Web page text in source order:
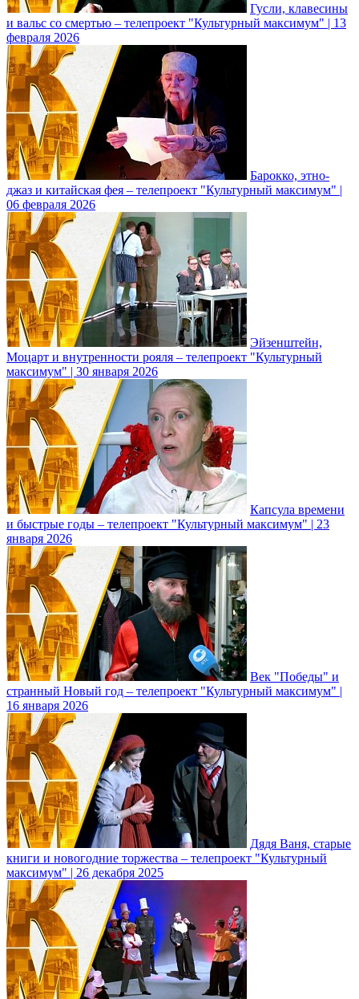
Гусли, клавесины
и вальс со смертью – телепроект "Культурный максимум" | 13
февраля 2026
Барокко, этно-
джаз и китайская фея – телепроект "Культурный максимум" |
06 февраля 2026
Эйзенштейн,
Моцарт и внутренности рояля – телепроект "Культурный
максимум" | 30 января 2026
Капсула времени
и быстрые годы – телепроект "Культурный максимум" | 23
января 2026
Век "Победы" и
странный Новый год – телепроект "Культурный максимум" |
16 января 2026
Дядя Ваня, старые
книги и новогодние торжества – телепроект "Культурный
максимум" | 26 декабря 2025